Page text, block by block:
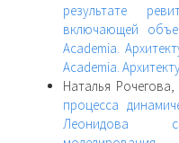
результате
включающей
Academia.
Academia.
Наталья
процесса
Леонидова